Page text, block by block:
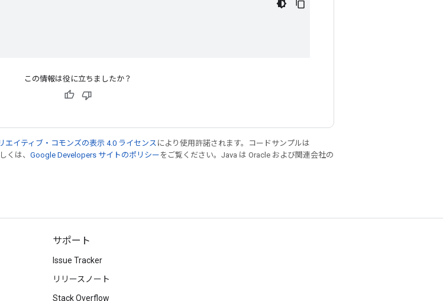
この情報は役に立ちましたか？
エイティブ・コモンズの表示 4.0 ライセンス により使用許諾されます。コードサンプルは
くは、 Google Developers サイトのポリシー をご覧ください。Java は Oracle および関連会社の
サポート
Issue Tracker
リリースノート
Stack Overflow